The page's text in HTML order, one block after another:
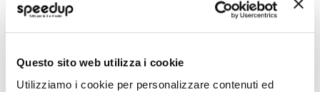
Questo sito web utilizza i cookie
Utilizziamo i cookie per personalizzare contenuti ed
LAMPA
Beige
speciale
CONSEGNA IN 48H
WALSER
PVC Nero Universale